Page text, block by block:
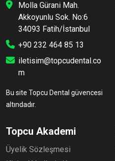
Molla Gürani Mah.
Akkoyunlu Sok. No:6
34093 Fatih/İstanbul
+90 232 464 85 13
iletisim@topcudental.co
m
Bu site Topcu Dental güvencesi
altındadır.
Topcu Akademi
Üyelik Sözleşmesi